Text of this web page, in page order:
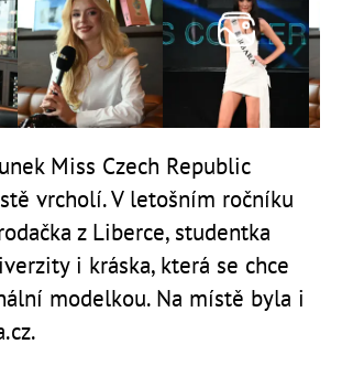
Miss Czech Republic
vrcholí. V letošním ročníku
z Liberce, studentka
i kráska, která se chce
modelkou. Na místě byla i